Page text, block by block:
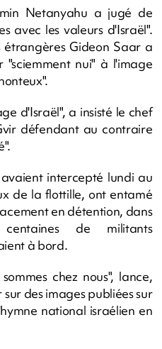
Netanyahu a jugé de
avec les valeurs d'Israël".
étrangères Gideon Saar a
"sciemment nui" à l'image
d'Israël", a insisté le chef
défendant au contraire
intercepté lundi au
de la flottille, ont entamé
en détention, dans
de militants
à bord.
chez nous", lance,
des images publiées sur
national israélien en